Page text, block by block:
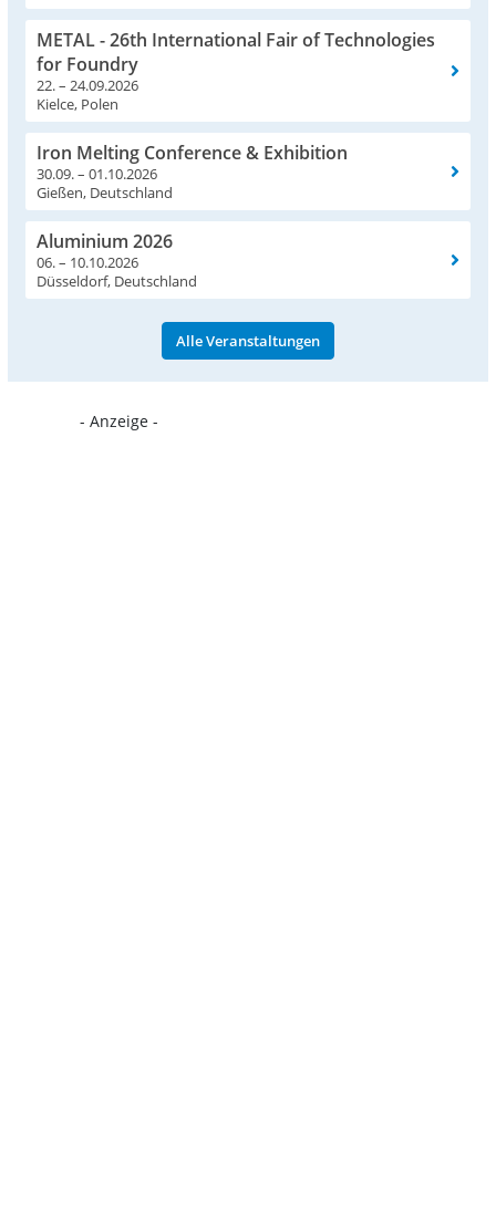
METAL - 26th International Fair of Technologies
for Foundry
22. – 24.09.2026
Kielce, Polen
Iron Melting Conference & Exhibition
30.09. – 01.10.2026
Gießen, Deutschland
Aluminium 2026
06. – 10.10.2026
Düsseldorf, Deutschland
Alle Veranstaltungen
- Anzeige -